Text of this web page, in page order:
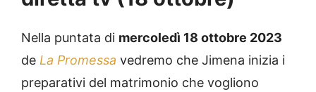
Nella puntata di mercoledì 18 ottobre 2023
de La Promessa vedremo che Jimena inizia i
preparativi del matrimonio che vogliono